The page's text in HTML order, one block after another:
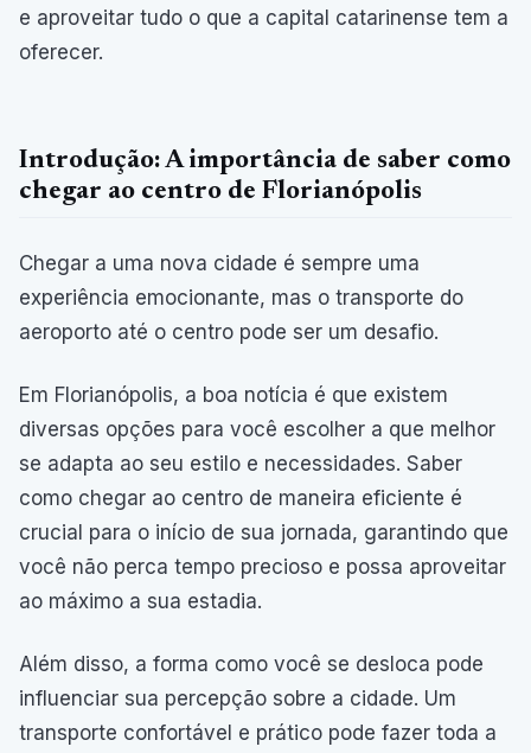
e aproveitar tudo o que a capital catarinense tem a
oferecer.
Introdução: A importância de saber como
chegar ao centro de Florianópolis
Chegar a uma nova cidade é sempre uma
experiência emocionante, mas o transporte do
aeroporto até o centro pode ser um desafio.
Em Florianópolis, a boa notícia é que existem
diversas opções para você escolher a que melhor
se adapta ao seu estilo e necessidades. Saber
como chegar ao centro de maneira eficiente é
crucial para o início de sua jornada, garantindo que
você não perca tempo precioso e possa aproveitar
ao máximo a sua estadia.
Além disso, a forma como você se desloca pode
influenciar sua percepção sobre a cidade. Um
transporte confortável e prático pode fazer toda a